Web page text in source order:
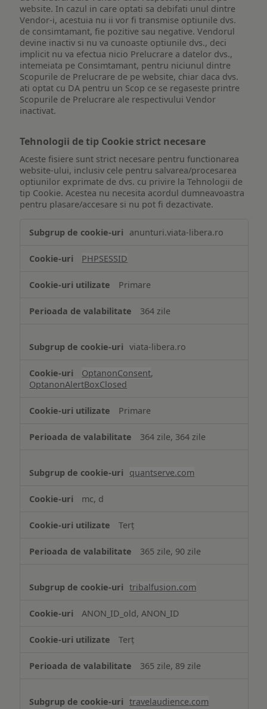
website. In cazul in care optati sa debifati unul dintre
Vendor-i, acestuia nu ii vor fi transmise optiunile dvs.
de consimtamant, fie pozitive sau negative. Vendorul
devine inactiv si nu va cunoaste optiunile dvs., deci
implicit nu va efectua nicio Prelucrare a datelor dvs.,
intemeiata pe Consimtamant, pentru niciunul dintre
Scopurile de Prelucrare de pe website, chiar daca dvs.
ati optat cu DA pentru un Scop ce se regaseste printre
Scopurile de Prelucrare ale respectivului Vendor
inactivat.
Tehnologii de tip Cookie strict necesare
Aceste fisiere sunt strict necesare pentru functionarea
website-ului, inclusiv cele pentru salvarea/procesarea
optiunilor exprimate de dvs. cu privire la Tehnologii de
tip Cookie. Acestea nu necesita acordul dumneavoastra
pentru plasare/accesare si nu pot fi dezactivate.
de
Cookie
necesare
anunturi.viata-libera.ro
PHPSESSID
Primare
364 zile
viata-libera.ro
OptanonConsent,
OptanonAlertBoxClosed
Primare
364 zile, 364 zile
quantserve.com
mc, d
Terț
365 zile, 90 zile
tribalfusion.com
ANON_ID_old, ANON_ID
Terț
365 zile, 89 zile
travelaudience.com